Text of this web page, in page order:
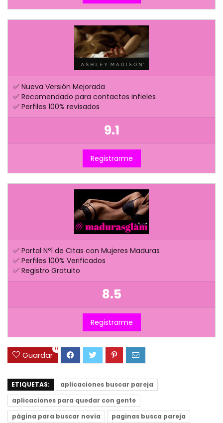
✅ Nueva Versión Mejorada
✅ Recomendado para contactos infieles
✅ Perfiles 100% revisados
9.1
Registrarme
✅ Portal Nº1 de Citas con Mujeres Maduras
✅ Perfiles 100% Verificados
✅ Registro Gratuito
8.5
Registrarme
Guardar
0
ETIQUETAS:
aplicaciones buscar pareja
aplicaciones para quedar con gente
página para buscar novia
paginas busca pareja